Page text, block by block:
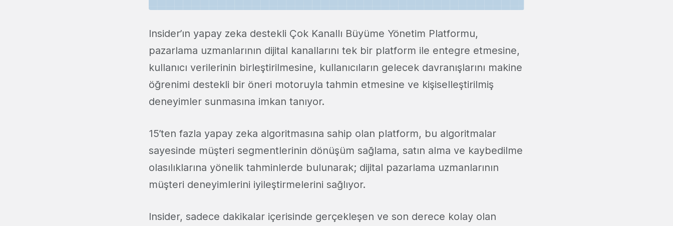
Insider’ın yapay zeka destekli Çok Kanallı Büyüme Yönetim Platformu,
pazarlama uzmanlarının dijital kanallarını tek bir platform ile entegre etmesine,
kullanıcı verilerinin birleştirilmesine, kullanıcıların gelecek davranışlarını makine
öğrenimi destekli bir öneri motoruyla tahmin etmesine ve kişiselleştirilmiş
deneyimler sunmasına imkan tanıyor.
15’ten fazla yapay zeka algoritmasına sahip olan platform, bu algoritmalar
sayesinde müşteri segmentlerinin dönüşüm sağlama, satın alma ve kaybedilme
olasılıklarına yönelik tahminlerde bulunarak; dijital pazarlama uzmanlarının
müşteri deneyimlerini iyileştirmelerini sağlıyor.
Insider, sadece dakikalar içerisinde gerçekleşen ve son derece kolay olan